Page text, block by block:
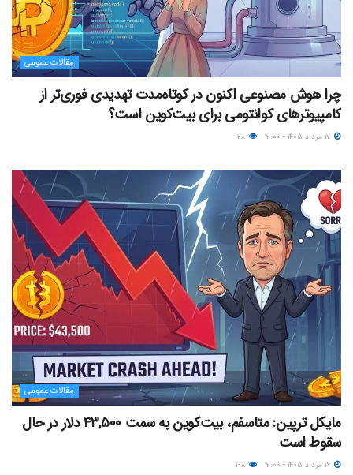
مقالات عمومی
چرا هوش مصنوعی اکنون در کوتاه‌مدت تهدیدی فوری‌تر از
کامپیوترهای کوانتومی برای بیت‌کوین است؟
مقالات عمومی
مایکل ترپین: متاسفم، بیت‌کوین به سمت ۴۳,۵۰۰ دلار در حال
سقوط است